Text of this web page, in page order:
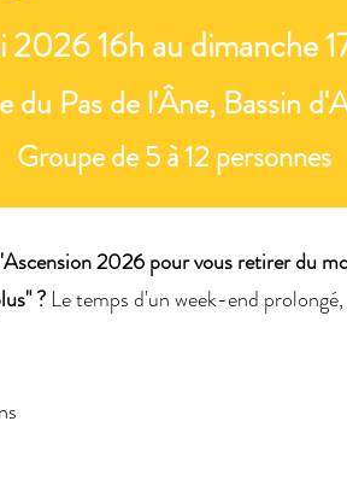
2026 16h au dimanche
du Pas de l'Âne, Bassin
Groupe de 5 à 12 personnes
2026 pour vous retirer du
?Le temps d'un week-end